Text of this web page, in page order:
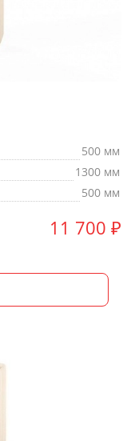
500 мм
1300 мм
500 мм
11 700 ₽